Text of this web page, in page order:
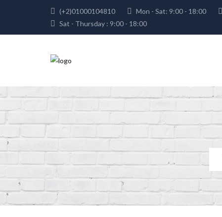
(+2)01000104810 Mon - Sat: 9:00 - 18:00
Sat - Thursday : 9:00 - 18:00